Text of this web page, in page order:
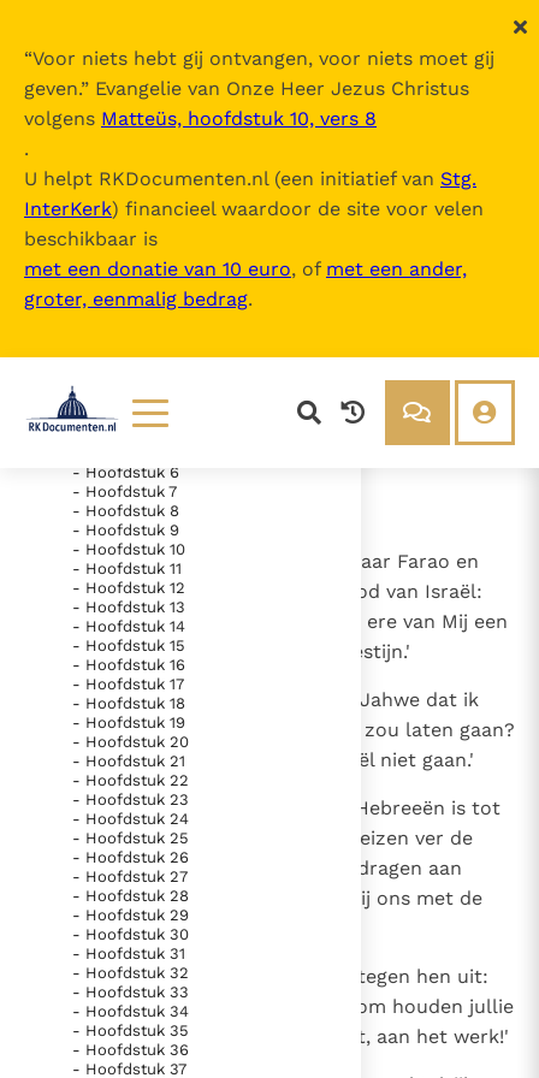
“Voor niets hebt gij ontvangen, voor niets moet gij
geven.” Evangelie van Onze Heer Jezus Christus
volgens Matteüs, hoofdstuk 10, vers 8
.
U helpt RKDocumenten.nl (een initiatief van Stg.
InterKerk) financieel waardoor de site voor velen
beschikbaar is
met een donatie van 10 euro, of met een ander,
groter, eenmalig bedrag.
Documenten
Thema’s
Berichten
Denzinger
Over ons
Gebruiksvoorwaarden
Nieuwste Documenten
5. Het gebed van de Kerk
In Christus wordt onze honger vervuld
Leer de kostbare parel van Gods koninkrijk te
herkennen
Gods Koninkrijk groeit stilletjes door liefde, niet door
dwang
De mystiek. De mystieke verschijnselen en de
heiligheid
Berichten
Het Vaticaan publiceert een nieuwe Latijnse uitgave
van het Romeins martyrologium
Vaticaanse financiële waakhond verliest autonomie
Paus spreekt het Wereldvoedselprogramma toe
De Bijbel
Inhoudsopgave
uitklappen
- Oude Testament
- Exodus
- Hoofdstuk 2
- Hoofdstuk 3
- Hoofdstuk 4
- Hoofdstuk 6
- Hoofdstuk 7
- Hoofdstuk 8
- Hoofdstuk 9
- Hoofdstuk 10
- Hoofdstuk 11
- Hoofdstuk 12
- Hoofdstuk 13
- Hoofdstuk 14
- Hoofdstuk 15
- Hoofdstuk 16
- Hoofdstuk 17
- Hoofdstuk 18
- Hoofdstuk 19
- Hoofdstuk 20
- Hoofdstuk 21
- Hoofdstuk 22
- Hoofdstuk 23
- Hoofdstuk 24
- Hoofdstuk 25
- Hoofdstuk 26
- Hoofdstuk 27
- Hoofdstuk 28
- Hoofdstuk 29
- Hoofdstuk 30
- Hoofdstuk 31
- Hoofdstuk 32
- Hoofdstuk 33
- Hoofdstuk 34
- Hoofdstuk 35
- Hoofdstuk 36
- Hoofdstuk 37
- Hoofdstuk 5
Daarna gingen Mozes en Aäron naar Farao en
zeiden: `Zo spreekt Jahwe, de God van Israël:
Laat mijn volk vertrekken om ter ere van Mij een
pelgrimsfeest te vieren in de woestijn.'
Maar Farao antwoordde: `Wie is Jahwe dat ik
naar Hem zou luisteren en Israël zou laten gaan?
Ik ken geen Jahwe en ik laat Israël niet gaan.'
Toen zeiden zij: `De God van de Hebreeën is tot
ons gekomen. Laat ons drie dagreizen ver de
woestijn ingaan om offers op te dragen aan
Jahwe, onze God. Anders slaat Hij ons met de
pest of het zwaard.'
Maar de koning van Egypte voer tegen hen uit:
`Waarom, Mozes en Aäron, waarom houden jullie
de mensen van het werk? Vooruit, aan het werk!'